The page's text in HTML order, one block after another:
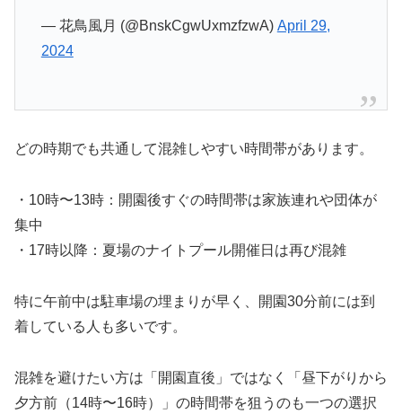
— 花鳥風月 (@BnskCgwUxmzfzwA) April 29,
2024
どの時期でも共通して混雑しやすい時間帯があります。
・10時〜13時：開園後すぐの時間帯は家族連れや団体が
集中
・17時以降：夏場のナイトプール開催日は再び混雑
特に午前中は駐車場の埋まりが早く、開園30分前には到
着している人も多いです。
混雑を避けたい方は「開園直後」ではなく「昼下がりから
夕方前（14時〜16時）」の時間帯を狙うのも一つの選択